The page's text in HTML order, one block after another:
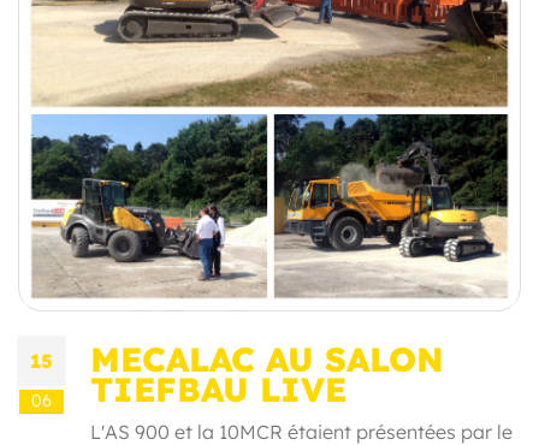
15
06
MECALAC AU SALON
TIEFBAU LIVE
L'AS 900 et la 10MCR étaient présentées par le